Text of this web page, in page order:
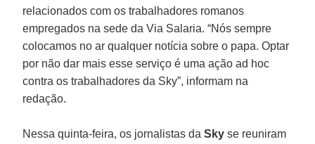
relacionados com os trabalhadores romanos
empregados na sede da Via Salaria. “Nós sempre
colocamos no ar qualquer notícia sobre o papa. Optar
por não dar mais esse serviço é uma ação ad hoc
contra os trabalhadores da Sky”, informam na
redação.
Nessa quinta-feira, os jornalistas daSky se reuniram